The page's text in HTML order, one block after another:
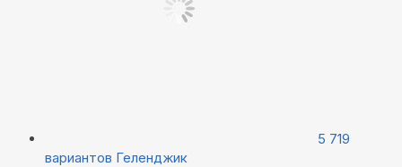
5 719
вариантов Геленджик